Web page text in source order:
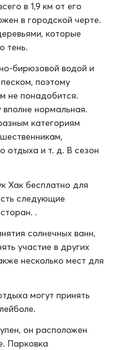
в 1,9 км от его
в городской черте.
которые
тень.
бирюзовой водой и
поэтому
не понадобится.
вполне нормальная.
категориям
отдыха и т. д. В сезон
Хак бесплатно для
следующие
.
солнечных ванн,
участие в других
несколько мест для
могут принять
он расположен
Парковка